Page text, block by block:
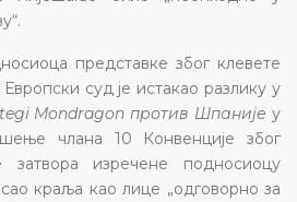
представке због клевете
суд је истакао разлику у
Mondragon против Шпаније у
члана 10 Конвенције због
затвора изречене подносиоцу
краља као лице „одговорно за